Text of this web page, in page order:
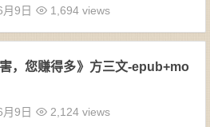
9日 1,694 views
害，您赚得多》方三文-epub+mo
9日 2,124 views